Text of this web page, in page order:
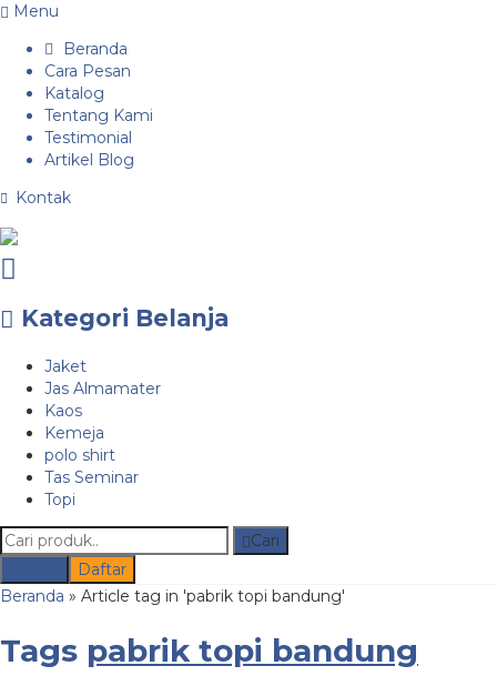
Menu
Beranda
Cara Pesan
Katalog
Tentang Kami
Testimonial
Artikel Blog
Kontak
Kategori Belanja
Jaket
Jas Almamater
Kaos
Kemeja
polo shirt
Tas Seminar
Topi
Cari
Daftar
Beranda » Article tag in 'pabrik topi bandung'
Tags pabrik topi bandung